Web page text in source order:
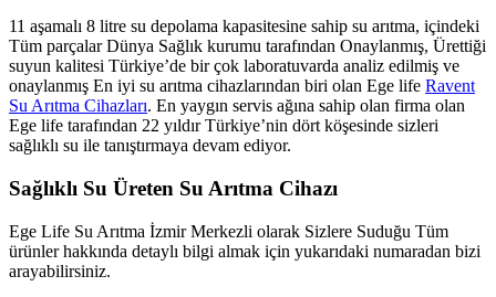
11 aşamalı 8 litre su depolama kapasitesine sahip su arıtma, içindeki
Tüm parçalar Dünya Sağlık kurumu tarafından Onaylanmış, Ürettiği
suyun kalitesi Türkiye’de bir çok laboratuvarda analiz edilmiş ve
onaylanmış En iyi su arıtma cihazlarından biri olan Ege life Ravent
Su Arıtma Cihazları. En yaygın servis ağına sahip olan firma olan
Ege life tarafından 22 yıldır Türkiye’nin dört köşesinde sizleri
sağlıklı su ile tanıştırmaya devam ediyor.
Sağlıklı Su Üreten Su Arıtma Cihazı
Ege Life Su Arıtma İzmir Merkezli olarak Sizlere Suduğu Tüm
ürünler hakkında detaylı bilgi almak için yukarıdaki numaradan bizi
arayabilirsiniz.